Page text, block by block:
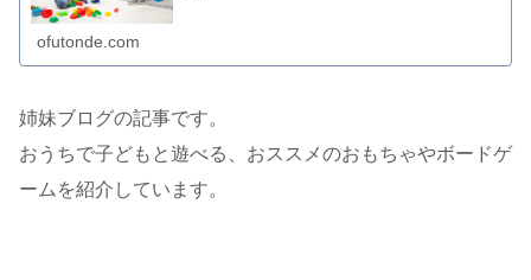
ofutonde.com
姉妹ブログの記事です。
おうちで子どもと遊べる、おススメのおもちゃやボードゲ
ームを紹介しています。